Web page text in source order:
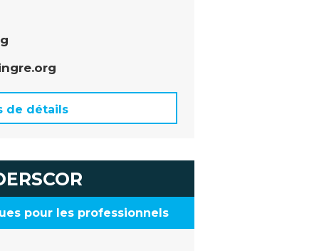
de détails
pour les professionnels